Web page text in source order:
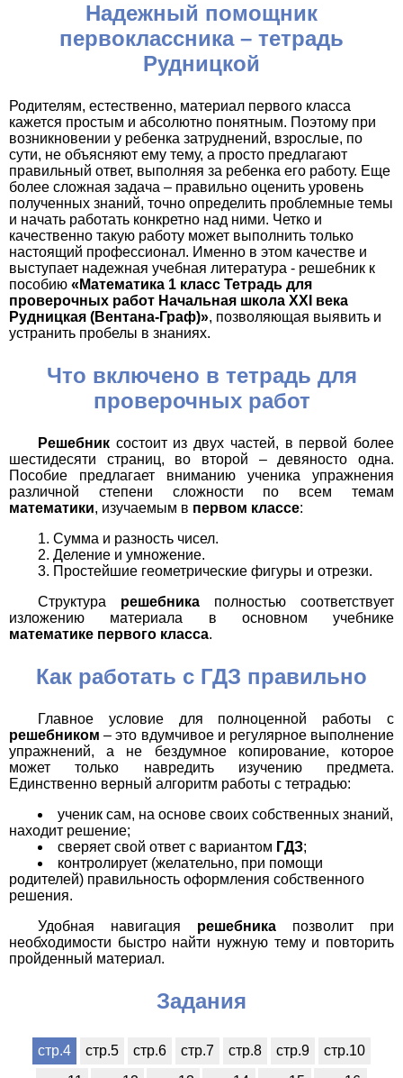
Надежный помощник
первоклассника – тетрадь
Рудницкой
Родителям, естественно, материал первого класса
кажется простым и абсолютно понятным. Поэтому при
возникновении у ребенка затруднений, взрослые, по
сути, не объясняют ему тему, а просто предлагают
правильный ответ, выполняя за ребенка его работу. Еще
более сложная задача – правильно оценить уровень
полученных знаний, точно определить проблемные темы
и начать работать конкретно над ними. Четко и
качественно такую работу может выполнить только
настоящий профессионал. Именно в этом качестве и
выступает надежная учебная литература - решебник к
пособию «Математика 1 класс Тетрадь для
проверочных работ Начальная школа XXI века
Рудницкая (Вентана-Граф)», позволяющая выявить и
устранить пробелы в знаниях.
Что включено в тетрадь для
проверочных работ
Решебник состоит из двух частей, в первой более
шестидесяти страниц, во второй – девяносто одна.
Пособие предлагает вниманию ученика упражнения
различной степени сложности по всем темам
математики, изучаемым в первом классе:
Сумма и разность чисел.
Деление и умножение.
Простейшие геометрические фигуры и отрезки.
Структура решебника полностью соответствует
изложению материала в основном учебнике
математике первого класса.
Как работать с ГДЗ правильно
Главное условие для полноценной работы с
решебником – это вдумчивое и регулярное выполнение
упражнений, а не бездумное копирование, которое
может только навредить изучению предмета.
Единственно верный алгоритм работы с тетрадью:
ученик сам, на основе своих собственных знаний,
находит решение;
сверяет свой ответ с вариантом ГДЗ;
контролирует (желательно, при помощи
родителей) правильность оформления собственного
решения.
Удобная навигация решебника позволит при
необходимости быстро найти нужную тему и повторить
пройденный материал.
Задания
стр.4 стр.5 стр.6 стр.7 стр.8 стр.9
стр.10